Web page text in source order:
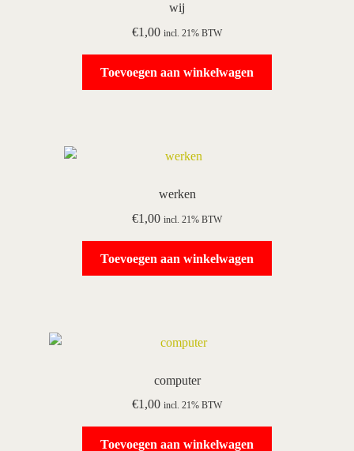
wij
€1,00 incl. 21% BTW
Toevoegen aan winkelwagen
werken
€1,00 incl. 21% BTW
Toevoegen aan winkelwagen
computer
€1,00 incl. 21% BTW
Toevoegen aan winkelwagen